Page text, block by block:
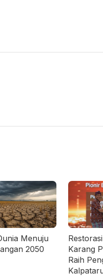
Menuju
2050
Karang
Raih